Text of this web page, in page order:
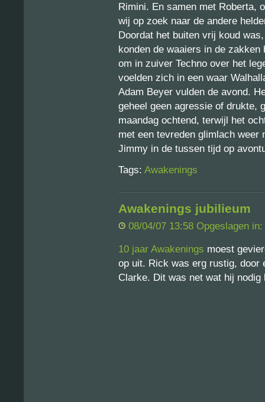
Rimini. En samen met Roberta,
wij op zoek naar de andere
Doordat het buiten vrij koud
konden de waaiers in de
om in zuiver Techno over het
voelden zich in een waar
Adam Beyer vulden de avond.
geheel geen agressie of drukte,
maandag ochtend, terwijl het
met een tevreden glimlach weer
Jimmy in de tussen tijd op
Tags: Awakenings
Awakenings jubilieum
08/04/07 13:58 Opgeslagen in:
10 jaar Awakenings moest
op uit. Rick was erg rustig, door
Clarke. Dit was net wat hij nodig